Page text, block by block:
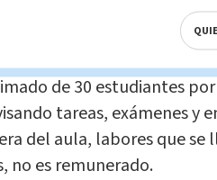
el Instituto de
que los docentes
de 30 estudiantes
tareas, exámenes y
del aula, labores que se
no es remunerado.